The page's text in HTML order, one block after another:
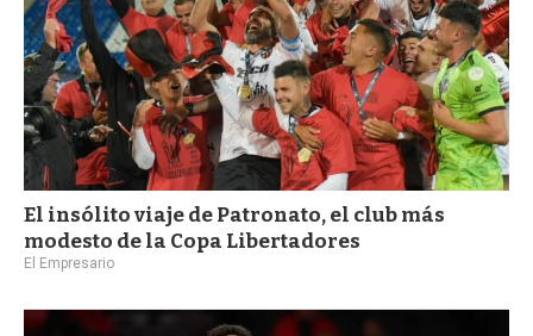
El insólito viaje de Patronato, el club más
modesto de la Copa Libertadores
El Empresario